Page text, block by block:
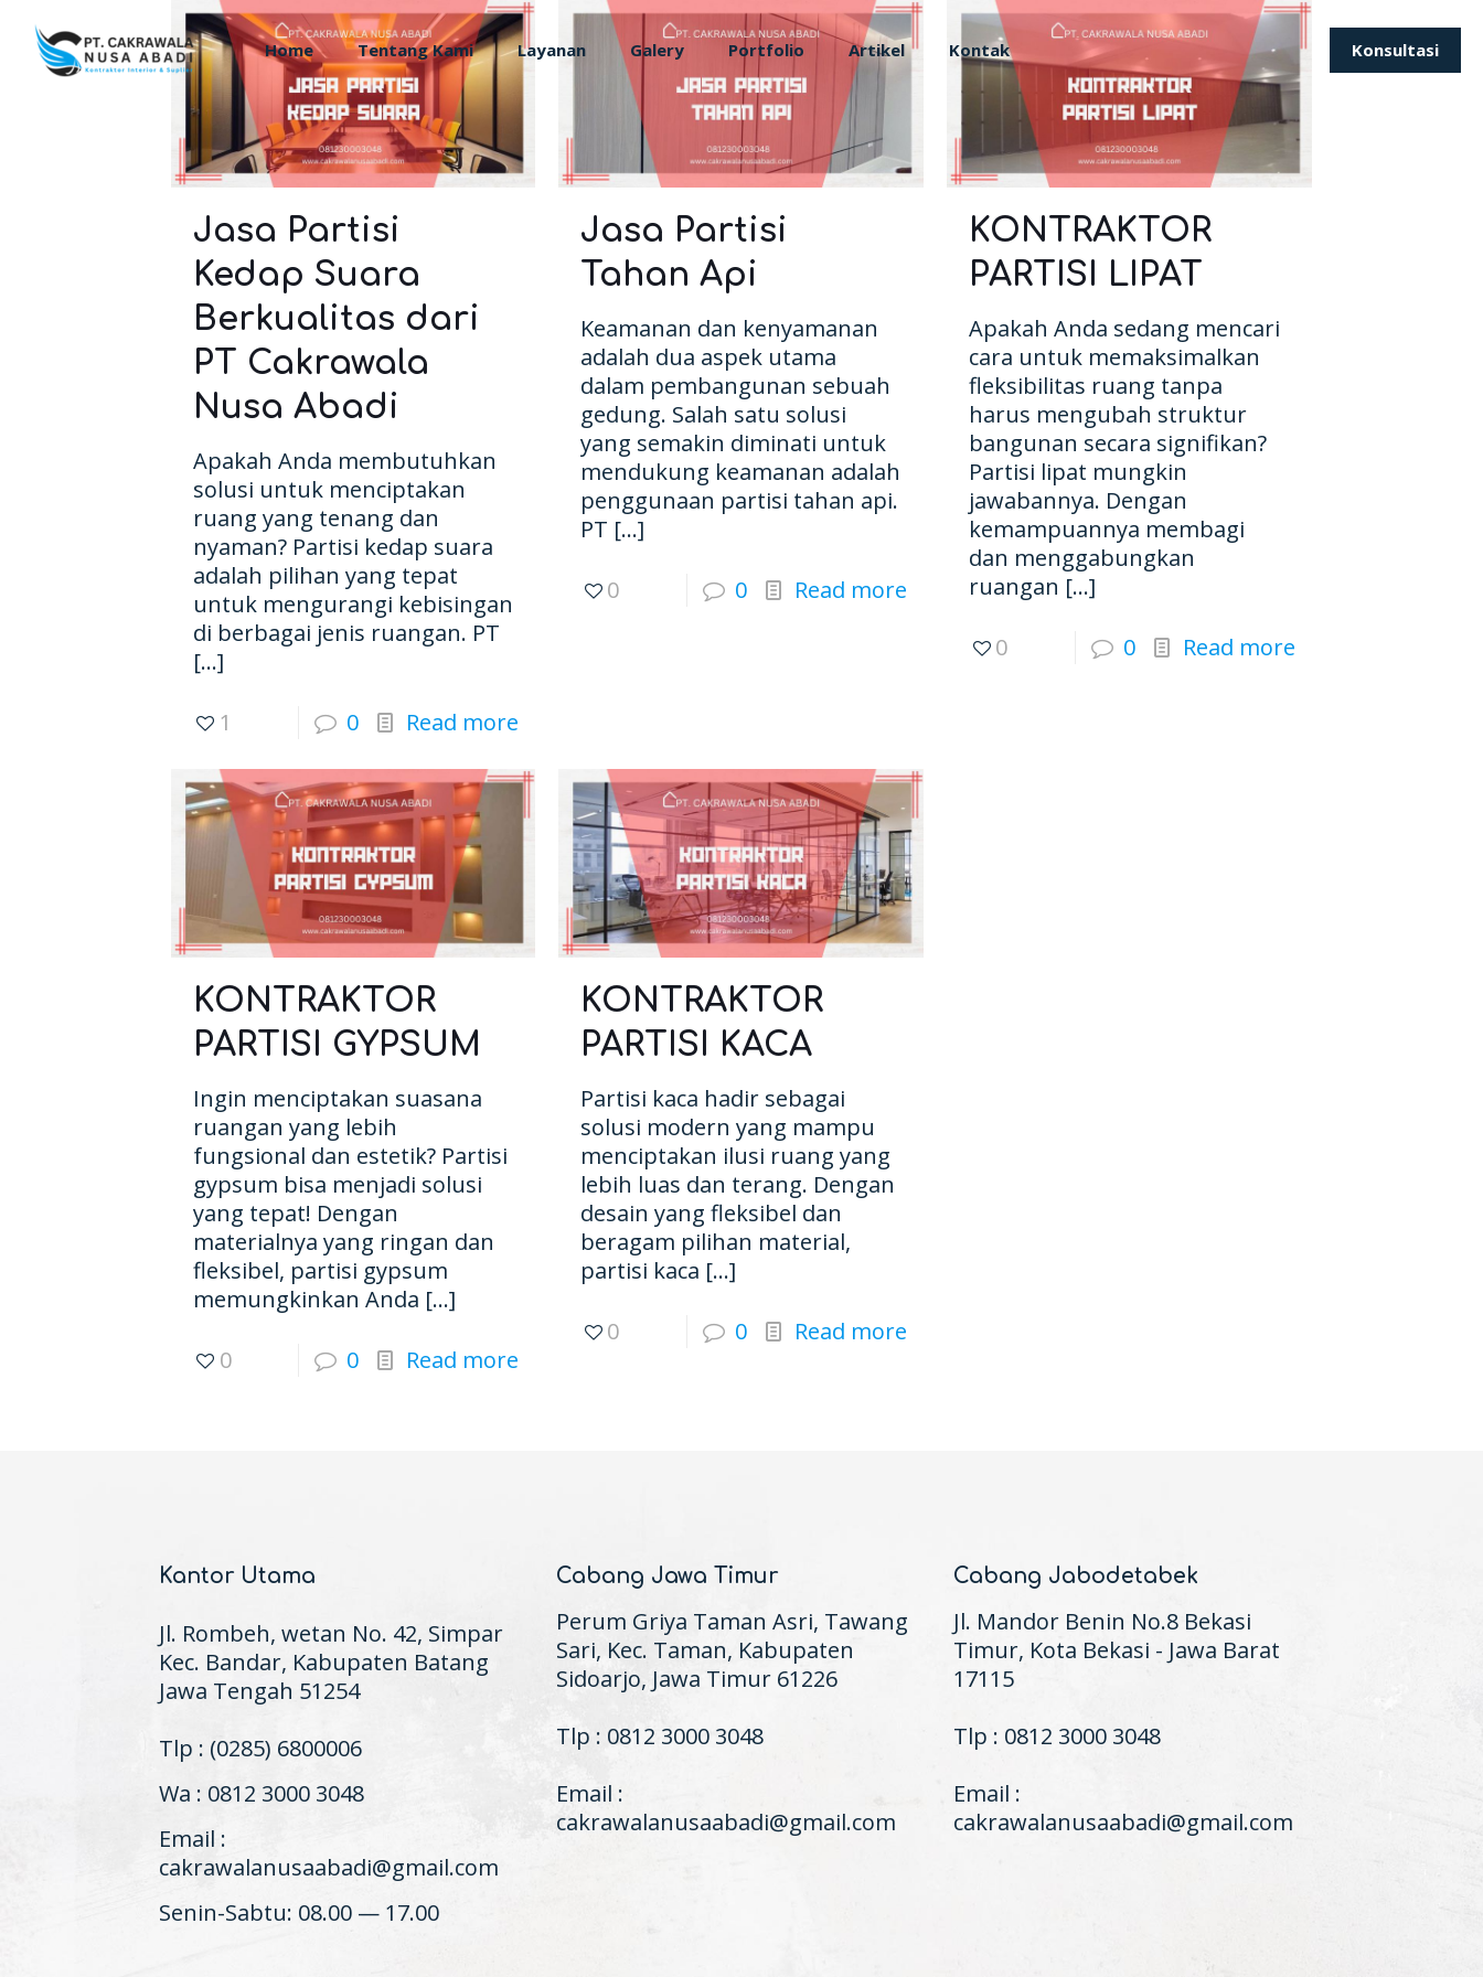
Home Tentang Kami Layanan Galery Portfolio Artikel Kontak Konsultasi
Jasa Partisi
Kedap Suara
Berkualitas dari
PT Cakrawala
Nusa Abadi
Apakah Anda membutuhkan
solusi untuk menciptakan
ruang yang tenang dan
nyaman? Partisi kedap suara
adalah pilihan yang tepat
untuk mengurangi kebisingan
di berbagai jenis ruangan. PT
[…]
1 0 Read more
Jasa Partisi
Tahan Api
Keamanan dan kenyamanan
adalah dua aspek utama
dalam pembangunan sebuah
gedung. Salah satu solusi
yang semakin diminati untuk
mendukung keamanan adalah
penggunaan partisi tahan api.
PT […]
0 0 Read more
KONTRAKTOR
PARTISI LIPAT
Apakah Anda sedang mencari
cara untuk memaksimalkan
fleksibilitas ruang tanpa
harus mengubah struktur
bangunan secara signifikan?
Partisi lipat mungkin
jawabannya. Dengan
kemampuannya membagi
dan menggabungkan
ruangan […]
0 0 Read more
KONTRAKTOR
PARTISI GYPSUM
Ingin menciptakan suasana
ruangan yang lebih
fungsional dan estetik? Partisi
gypsum bisa menjadi solusi
yang tepat! Dengan
materialnya yang ringan dan
fleksibel, partisi gypsum
memungkinkan Anda […]
0 0 Read more
KONTRAKTOR
PARTISI KACA
Partisi kaca hadir sebagai
solusi modern yang mampu
menciptakan ilusi ruang yang
lebih luas dan terang. Dengan
desain yang fleksibel dan
beragam pilihan material,
partisi kaca […]
0 0 Read more
Kantor Utama
Jl. Rombeh, wetan No. 42, Simpar
Kec. Bandar, Kabupaten Batang
Jawa Tengah 51254
Tlp : (0285) 6800006
Wa : 0812 3000 3048
Email :
cakrawalanusaabadi@gmail.com
Senin-Sabtu: 08.00 — 17.00
Cabang Jawa Timur
Perum Griya Taman Asri, Tawang
Sari, Kec. Taman, Kabupaten
Sidoarjo, Jawa Timur 61226
Tlp : 0812 3000 3048
Email :
cakrawalanusaabadi@gmail.com
Cabang Jabodetabek
Jl. Mandor Benin No.8 Bekasi
Timur, Kota Bekasi - Jawa Barat
17115
Tlp : 0812 3000 3048
Email :
cakrawalanusaabadi@gmail.com